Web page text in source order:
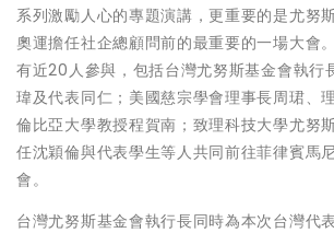
系列激勵人心的專題演講，更重要的是尤努
奧運擔任社企總顧問前的最重要的一場大會
有近20人參與，包括台灣尤努斯基金會執行
瑋及代表同仁；美國慈宗學會理事長周珺、
倫比亞大學教授程賀南；致理科技大學尤努
任沈穎倫與代表學生等人共同前往菲律賓馬
會。
台灣尤努斯基金會執行長同時為本次台灣代